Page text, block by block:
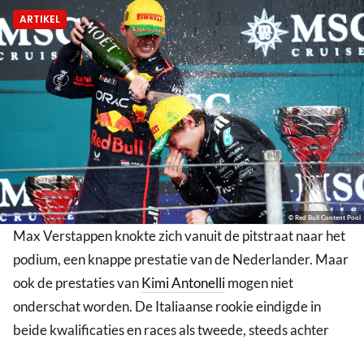
ARTIKEL
© Red Bull Content Pool
Max Verstappen knokte zich vanuit de pitstraat naar het
podium, een knappe prestatie van de Nederlander. Maar
ook de prestaties vanKimi Antonellimogen niet
onderschat worden. De Italiaanse rookie eindigde in
beide kwalificaties en races als tweede, steeds achter